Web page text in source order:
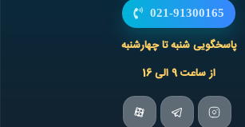
021-91300165
پاسخگویی شنبه تا چهارشنبه
از ساعت 9 الی 16